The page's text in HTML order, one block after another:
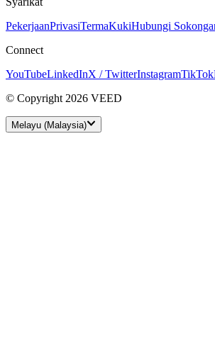
PekerjaanPrivasiTermaKukiHubungi
Connect
YouTubeLinkedInX / TwitterInstagramTikTok
© Copyright 2026 VEED
Melayu (Malaysia)